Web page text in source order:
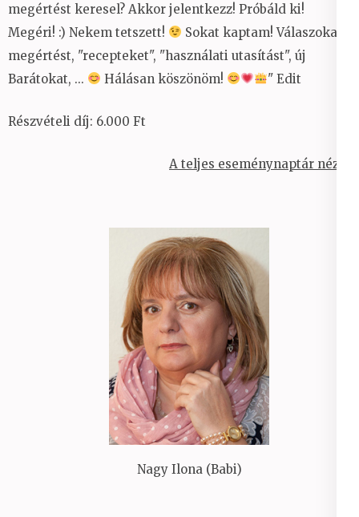
megértést keresel? Akkor jelentkezz! Próbáld ki!
Megéri! :) Nekem tetszett!
Sokat kaptam! Válaszokat,
megértést, "recepteket", "használati utasítást", új
Barátokat, ...
Hálásan köszönöm! " Edit
Részvételi díj: 6.000 Ft
A teljes eseménynaptár nézet
Nagy Ilona (Babi)